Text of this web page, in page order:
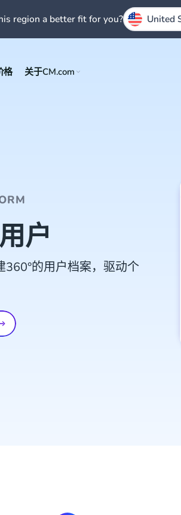
格 关于CM.com
户
的用户档案，驱动个
region a better fit for you? United